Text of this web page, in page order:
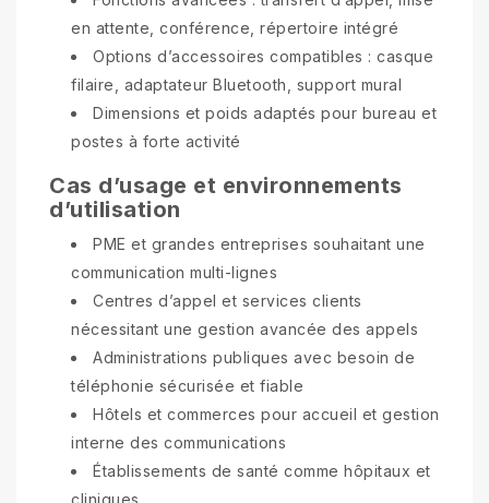
en attente, conférence, répertoire intégré
Options d’accessoires compatibles : casque
filaire, adaptateur Bluetooth, support mural
Dimensions et poids adaptés pour bureau et
postes à forte activité
Cas d’usage et environnements
d’utilisation
PME et grandes entreprises souhaitant une
communication multi-lignes
Centres d’appel et services clients
nécessitant une gestion avancée des appels
Administrations publiques avec besoin de
téléphonie sécurisée et fiable
Hôtels et commerces pour accueil et gestion
interne des communications
Établissements de santé comme hôpitaux et
cliniques